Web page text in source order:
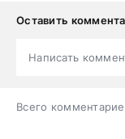
Оставить
Написать
Всего